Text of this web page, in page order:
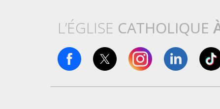
L’ÉGLISE CATHOLIQUE